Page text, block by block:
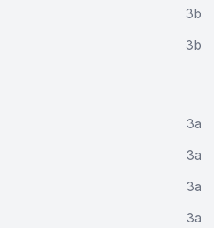
3b
3b
3a
3a
3a
3a